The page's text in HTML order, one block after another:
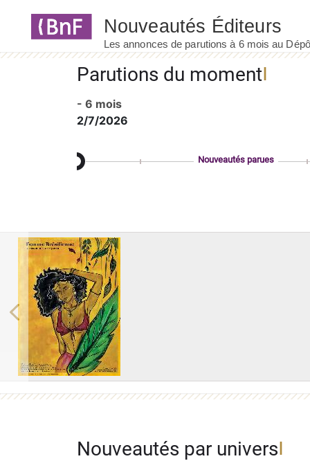
Parutions du moment
- 6 mois
2/7/2026
Nouveautés parues
Previous
Nouveautés par univers